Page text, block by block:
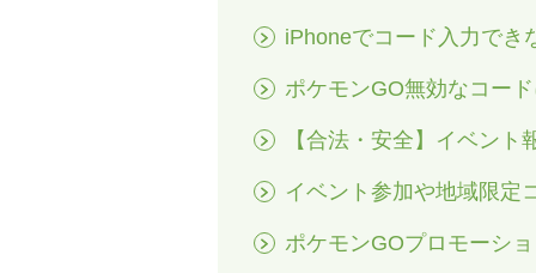
iPhoneでコード入力でき
ポケモンGO無効なコー
【合法・安全】イベン
イベント参加や地域限定
ポケモンGOプロモーシ